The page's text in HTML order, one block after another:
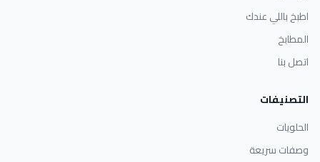
اطبخ باللي عندك
المطابخ
اتصل بنا
التصنيفات
الحلويات
وصفات سريعة